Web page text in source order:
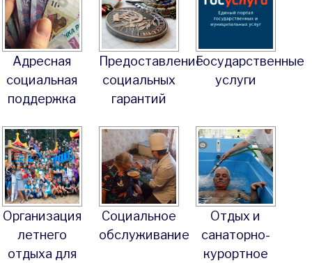
Адресная
социальная
поддержка
Предоставление
социальных
гарантий
Государственные
услуги
Организация
летнего
отдыха для
Социальное
обслуживание
Отдых и
санаторно-
курортное